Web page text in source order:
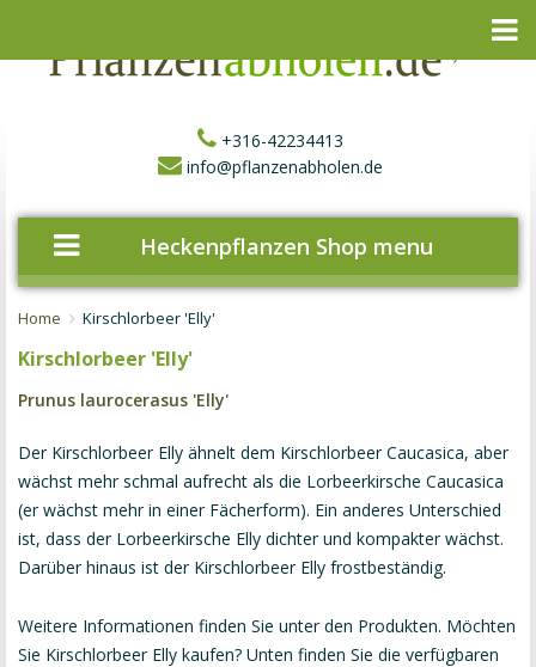
+316-42234413
info@pflanzenabholen.de
Heckenpflanzen Shop menu
Home Kirschlorbeer 'Elly'
Kirschlorbeer 'Elly'
Prunus laurocerasus 'Elly'
Der Kirschlorbeer Elly ähnelt dem Kirschlorbeer Caucasica, aber
wächst mehr schmal aufrecht als die Lorbeerkirsche Caucasica
(er wächst mehr in einer Fächerform). Ein anderes Unterschied
ist, dass der Lorbeerkirsche Elly dichter und kompakter wächst.
Darüber hinaus ist der Kirschlorbeer Elly frostbeständig.
Weitere Informationen finden Sie unter den Produkten. Möchten
Sie Kirschlorbeer Elly kaufen? Unten finden Sie die verfügbaren